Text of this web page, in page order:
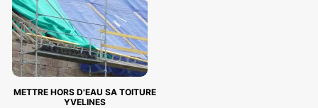
METTRE HORS D'EAU SA TOITURE
YVELINES